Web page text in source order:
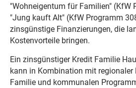
"Wohneigentum für Familien" (KfW
"Jung kauft Alt" (KfW Programm
zinsgünstige Finanzierungen, die
Kostenvorteile bringen.
Ein zinsgünstiger Kredit Familie
kann in Kombination mit regionaler
Familie und kommunalen